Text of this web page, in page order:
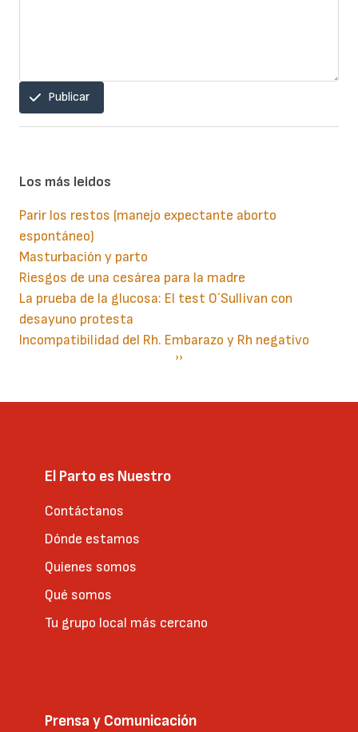
Publicar
Los más leidos
Parir los restos (manejo expectante aborto
espontáneo)
Masturbación y parto
Riesgos de una cesárea para la madre
La prueba de la glucosa: El test O´Sullivan con
desayuno protesta
Incompatibilidad del Rh. Embarazo y Rh negativo
Siguiente
››
El Parto es Nuestro
Contáctanos
Dónde estamos
Quienes somos
Qué somos
Tu grupo local más cercano
Prensa y Comunicación